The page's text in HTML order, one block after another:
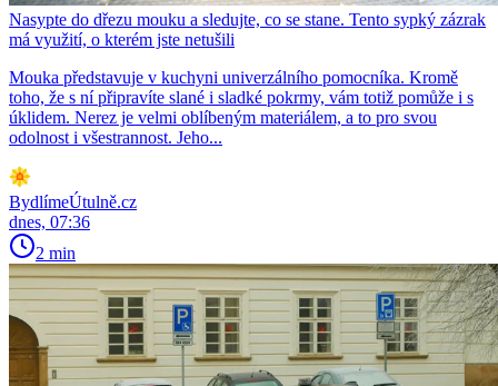
Nasypte do dřezu mouku a sledujte, co se stane. Tento sypký zázrak
má využití, o kterém jste netušili
Mouka představuje v kuchyni univerzálního pomocníka. Kromě
toho, že s ní připravíte slané i sladké pokrmy, vám totiž pomůže i s
úklidem. Nerez je velmi oblíbeným materiálem, a to pro svou
odolnost i všestrannost. Jeho...
BydlímeÚtulně.cz
dnes, 07:36
2 min